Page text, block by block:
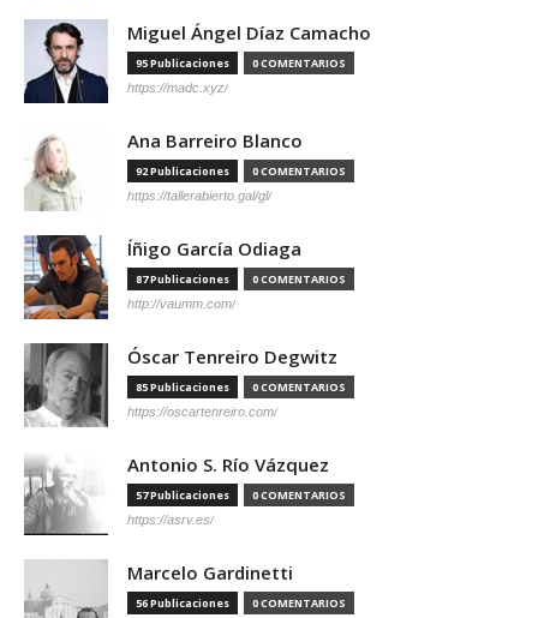
Miguel Ángel Díaz Camacho
95 Publicaciones 0 COMENTARIOS
https://madc.xyz/
Ana Barreiro Blanco
92 Publicaciones 0 COMENTARIOS
https://tallerabierto.gal/gl/
Íñigo García Odiaga
87 Publicaciones 0 COMENTARIOS
http://vaumm.com/
Óscar Tenreiro Degwitz
85 Publicaciones 0 COMENTARIOS
https://oscartenreiro.com/
Antonio S. Río Vázquez
57 Publicaciones 0 COMENTARIOS
https://asrv.es/
Marcelo Gardinetti
56 Publicaciones 0 COMENTARIOS